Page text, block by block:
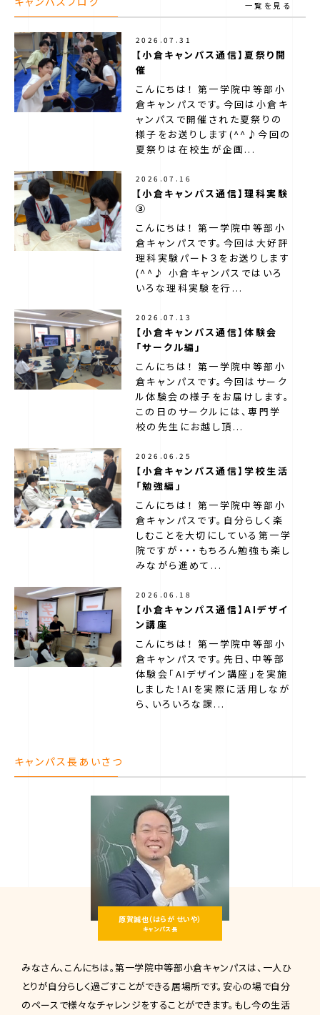
第一学院中等部について
第一学院中等部のサポート
最寄りのキャンパス（ご相談窓口）
ニュース
一覧を見る
2026.07.31
【小倉キャンパス通信】夏祭り開
催
こんにちは！ 第一学院中等部小
倉キャンパスです。今回は小倉キ
ャンパスで開催された夏祭りの
様子をお送りします(^^♪今回の
夏祭りは在校生が企画...
2026.07.16
【小倉キャンパス通信】理科実験
③
こんにちは！ 第一学院中等部小
倉キャンパスです。今回は大好評
理科実験パート３をお送りします
(^^♪ 小倉キャンパスではいろ
いろな理科実験を行...
2026.07.13
【小倉キャンパス通信】体験会
「サークル編」
こんにちは！ 第一学院中等部小
倉キャンパスです。今回はサーク
ル体験会の様子をお届けします。
この日のサークルには、専門学
校の先生にお越し頂...
2026.06.25
【小倉キャンパス通信】学校生活
「勉強編」
こんにちは！ 第一学院中等部小
倉キャンパスです。自分らしく楽
しむことを大切にしている第一学
院ですが・・・もちろん勉強も楽し
みながら進めて...
2026.06.18
【小倉キャンパス通信】AIデザイ
ン講座
こんにちは！ 第一学院中等部小
倉キャンパスです。先日、中等部
体験会「AIデザイン講座」を実施
しました！AIを実際に活用しなが
ら、いろいろな課...
キャンパス長あいさつ
原賀誠也（はらが せいや）
キャンパス長
みなさん、こんにちは。第一学院中等部小倉キャンパスは、一人ひ
とりが自分らしく過ごすことができる居場所です。安心の場で自分
のペースで様々なチャレンジをすることができます。もし今の生活